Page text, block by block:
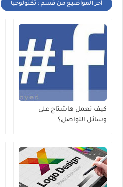
أخر المواضيع من قسم : تكنولوجيا
كيف تعمل هاشتاج على
وسائل التواصل؟